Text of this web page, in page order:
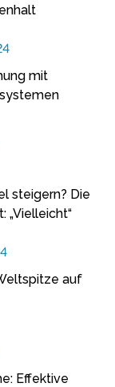
mit
steigern? Die
„Vielleicht“
auf
Effektive